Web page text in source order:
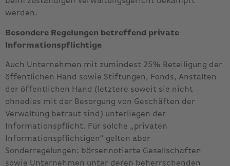
werden.
Besondere Regelungen betreffend private
Informationspflichtige
Auch Unternehmen mit zumindest 25% Beteiligung der
öffentlichen Hand sowie Stiftungen, Fonds, Anstalten
der öffentlichen Hand (letztere soweit sie nicht
ohnedies mit der Besorgung von Geschäften der
Verwaltung betraut sind) unterliegen der
Informationspflicht. Für solche „privaten
Informationspflichtigen“ gelten aber
Sonderregelungen: börsennotierte Gesellschaften
sowie Unternehmen unter deren beherrschenden